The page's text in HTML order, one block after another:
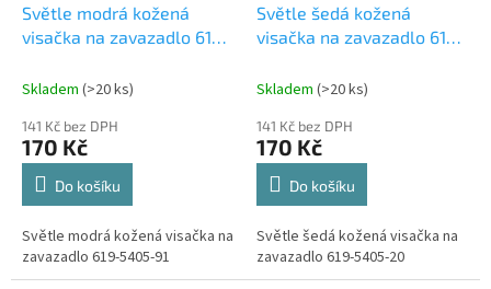
Světle modrá kožená
visačka na zavazadlo 619-
Skladem (>20 ks)
141 Kč bez DPH
170 Kč
Do košíku
Světle modrá kožená visačka na
zavazadlo 619-5405-91
Světle šedá kožená
visačka na zavazadlo 619-
Skladem (>20 ks)
141 Kč bez DPH
170 Kč
Do košíku
Světle šedá kožená visačka na
zavazadlo 619-5405-20